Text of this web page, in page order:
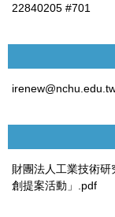
22840205 #701
財團法人工業技術
創提案活動」.pdf